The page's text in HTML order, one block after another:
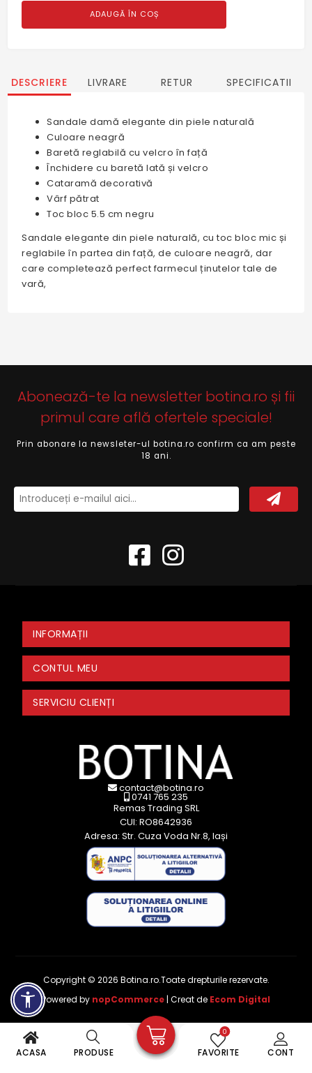
ACASA PRODUSE CONT
FAVORITE
0
ADAUGĂ ÎN COȘ
DESCRIERE LIVRARE RETUR SPECIFICATII
Sandale damă elegante din piele naturală
Culoare neagră
Baretă reglabilă cu velcro în față
Închidere cu baretă lată și velcro
Cataramă decorativă
Vârf pătrat
Toc bloc 5.5 cm negru
Sandale elegante din piele naturală, cu toc bloc mic și
reglabile în partea din față, de culoare neagră, dar
care completează perfect farmecul ținutelor tale de
vară,
Abonează-te la newsletter botina.ro și fii
primul care află ofertele speciale!
Prin abonare la newsleter-ul botina.ro confirm ca am peste
18 ani.
INFORMAȚII
CONTUL MEU
SERVICIU CLIENȚI
contact@botina.ro
0741 765 235
Remas Trading SRL
CUI: RO8642936
Adresa: Str. Cuza Voda Nr.8, Iași
Copyright © 2026 Botina.ro.Toate drepturile rezervate.
Powered by nopCommerce | Creat de Ecom Digital